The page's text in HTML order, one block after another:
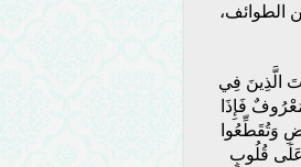
الطوائف،
الَّذِينَ فِي
فَإِذَا
وَتُقَطِّعُوا
عَلَى قُلُوبٍ